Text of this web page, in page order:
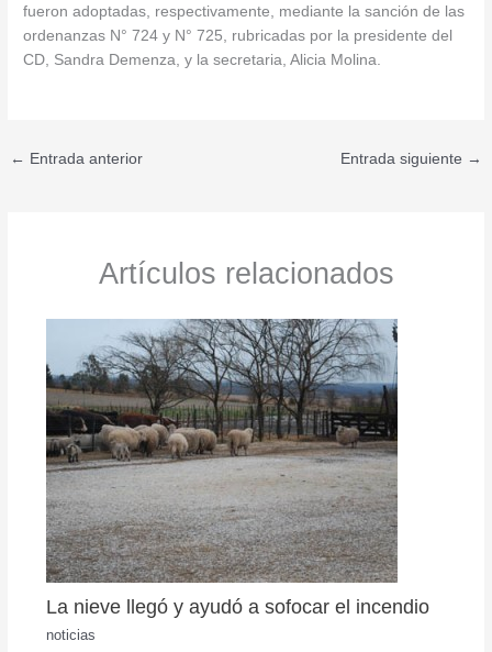
fueron adoptadas, respectivamente, mediante la sanción de las
ordenanzas N° 724 y N° 725, rubricadas por la presidente del
CD, Sandra Demenza, y la secretaria, Alicia Molina.
← Entrada anterior Entrada siguiente →
Artículos relacionados
La nieve llegó y ayudó a sofocar el incendio
noticias